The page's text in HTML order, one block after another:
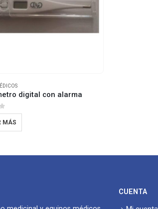
digital con alarma
5
MÁS
CUENTA